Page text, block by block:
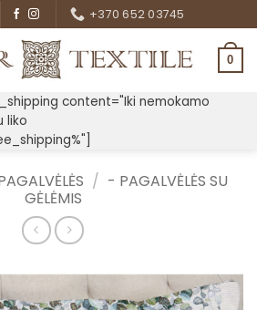
+370 652 03745
0
content="Iki nemokamo
liko
/ - PAGALVĖLĖS SU
GĖLĖMIS